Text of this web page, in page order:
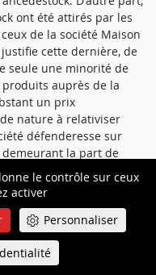
le contrôle sur ceux
activer
Personnaliser
ont été attirés par les
de la société Maison
cette dernière, de
seule une minorité de
auprès de la
un prix
nature à relativiser
défenderesse sur
la part de
considéré
d'un taux de marge qui,
sous la forme d'un
revêtu du tampon de